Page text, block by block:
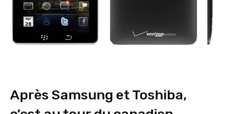
Après Samsung et Toshiba,